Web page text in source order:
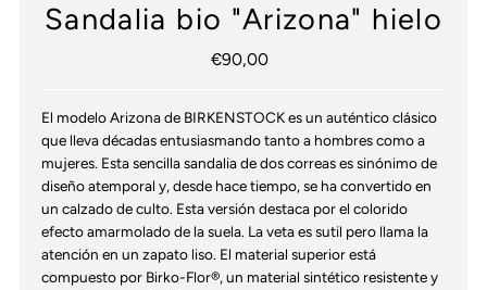
Sandalia bio "Arizona" hielo
Precio
€90,00
El modelo Arizona de BIRKENSTOCK es un auténtico clásico
que lleva décadas entusiasmando tanto a hombres como a
mujeres. Esta sencilla sandalia de dos correas es sinónimo de
diseño atemporal y, desde hace tiempo, se ha convertido en
un calzado de culto. Esta versión destaca por el colorido
efecto amarmolado de la suela. La veta es sutil pero llama la
atención en un zapato liso. El material superior está
compuesto por Birko-Flor®, un material sintético resistente y